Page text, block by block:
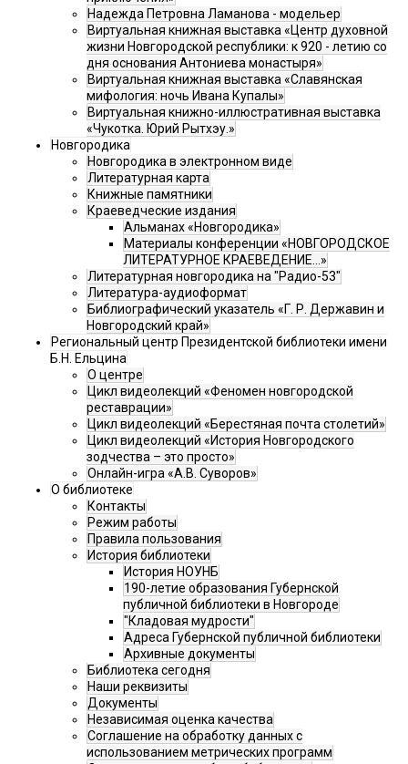
Надежда Петровна Ламанова - модельер
Виртуальная книжная выставка «Центр духовной
жизни Новгородской республики: к 920 - летию со
дня основания Антониева монастыря»
Виртуальная книжная выставка «Славянская
мифология: ночь Ивана Купалы»
Виртуальная книжно-иллюстративная выставка
«Чукотка. Юрий Рытхэу.»
Новгородика
Новгородика в электронном виде
Литературная карта
Книжные памятники
Краеведческие издания
Альманах «Новгородика»
Материалы конференции «НОВГОРОДСКОЕ
ЛИТЕРАТУРНОЕ КРАЕВЕДЕНИЕ...»
Литературная новгородика на "Радио-53"
Литература-аудиоформат
Библиографический указатель «Г. Р. Державин и
Новгородский край»
Региональный центр Президентской библиотеки имени
Б.Н. Ельцина
О центре
Цикл видеолекций «Феномен новгородской
реставрации»
Цикл видеолекций «Берестяная почта столетий»
Цикл видеолекций «История Новгородского
зодчества – это просто»
Онлайн-игра «А.В. Суворов»
О библиотеке
Контакты
Режим работы
Правила пользования
История библиотеки
История НОУНБ
190-летие образования Губернской
публичной библиотеки в Новгороде
"Кладовая мудрости"
Адреса Губернской публичной библиотеки
Архивные документы
Библиотека сегодня
Наши реквизиты
Документы
Независимая оценка качества
Соглашение на обработку данных с
использованием метрических программ